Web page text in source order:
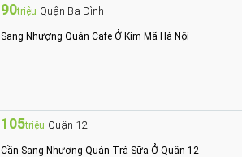
90triệu Quận Ba Đình
Sang Nhượng Quán Cafe Ở Kim Mã Hà Nội
105triệu Quận 12
Cần Sang Nhượng Quán Trà Sữa Ở Quận 12